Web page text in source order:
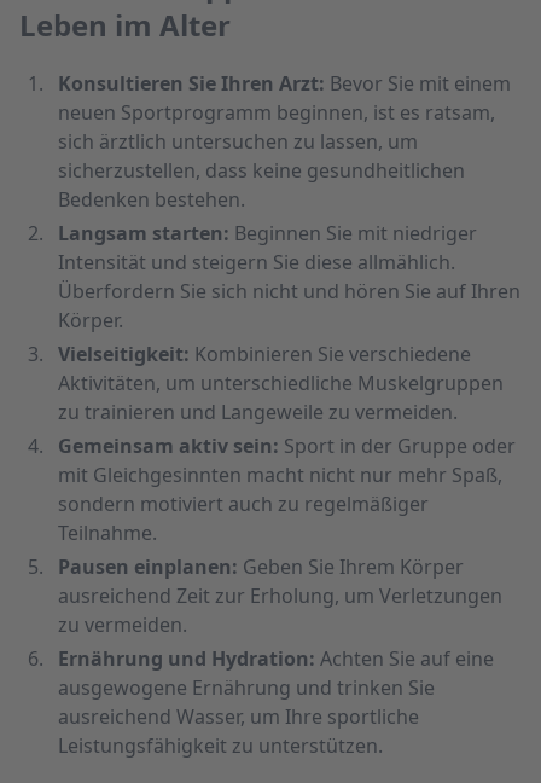
Leben im Alter
Konsultieren Sie Ihren Arzt: Bevor Sie mit einem
neuen Sportprogramm beginnen, ist es ratsam,
sich ärztlich untersuchen zu lassen, um
sicherzustellen, dass keine gesundheitlichen
Bedenken bestehen.
Langsam starten: Beginnen Sie mit niedriger
Intensität und steigern Sie diese allmählich.
Überfordern Sie sich nicht und hören Sie auf Ihren
Körper.
Vielseitigkeit: Kombinieren Sie verschiedene
Aktivitäten, um unterschiedliche Muskelgruppen
zu trainieren und Langeweile zu vermeiden.
Gemeinsam aktiv sein: Sport in der Gruppe oder
mit Gleichgesinnten macht nicht nur mehr Spaß,
sondern motiviert auch zu regelmäßiger
Teilnahme.
Pausen einplanen: Geben Sie Ihrem Körper
ausreichend Zeit zur Erholung, um Verletzungen
zu vermeiden.
Ernährung und Hydration: Achten Sie auf eine
ausgewogene Ernährung und trinken Sie
ausreichend Wasser, um Ihre sportliche
Leistungsfähigkeit zu unterstützen.